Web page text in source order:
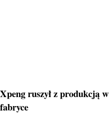
Xpeng ruszył z produkcją
fabryce